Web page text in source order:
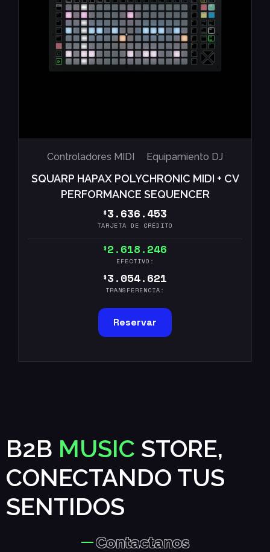
Controladores MIDI Equipamiento DJ
SQUARP HAPAX POLYCHRONIC MIDI + CV
PERFORMANCE SEQUENCER
$3.636.453
TARJETA DE CRÉDITO
$2.618.246
EFECTIVO:
$3.054.621
TRANSFERENCIA:
Reservar
B2B MUSIC STORE,
CONECTANDO TUS
SENTIDOS
Contactanos